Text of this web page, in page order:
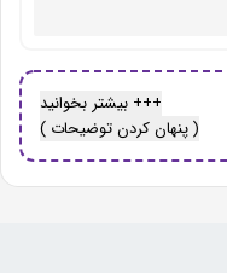
بیشتر بخوانید +++
( پنهان کردن توضیحات )